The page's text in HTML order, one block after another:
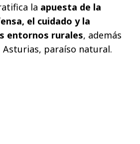
la apuesta de la
el cuidado y la
entornos rurales, además
paraíso natural.